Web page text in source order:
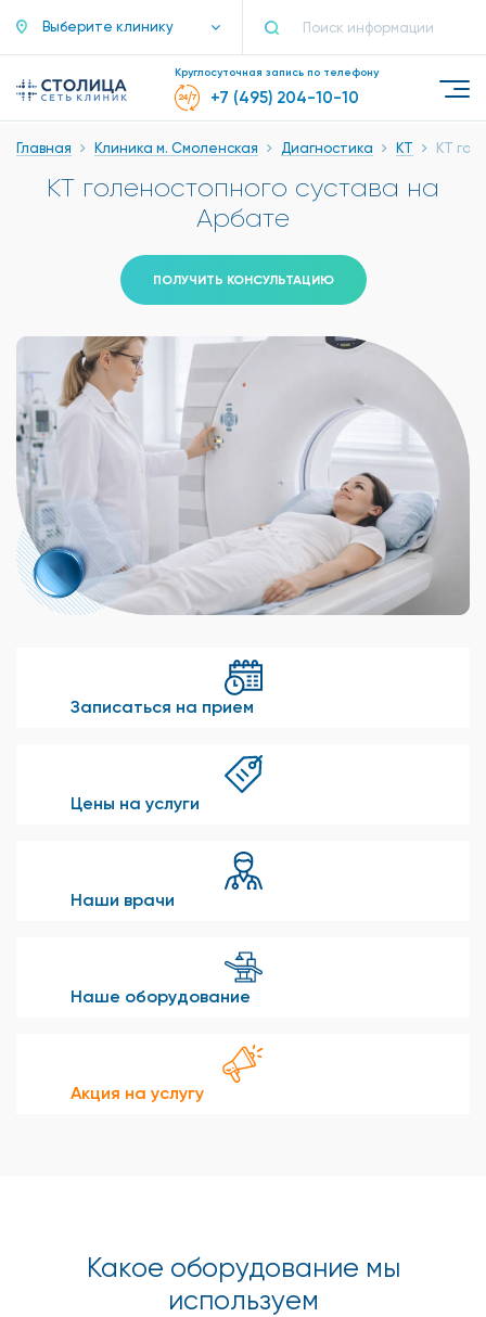
Выберите клинику
Круглосуточная запись по телефону
+7 (495) 204-10-10
Главная Клиника м. Смоленская Диагностика КТ КТ
КТ голеностопного сустава на
Арбате
ПОЛУЧИТЬ КОНСУЛЬТАЦИЮ
Записаться на прием
Цены на услуги
Наши врачи
Наше оборудование
Акция на услугу
Какое оборудование мы
используем